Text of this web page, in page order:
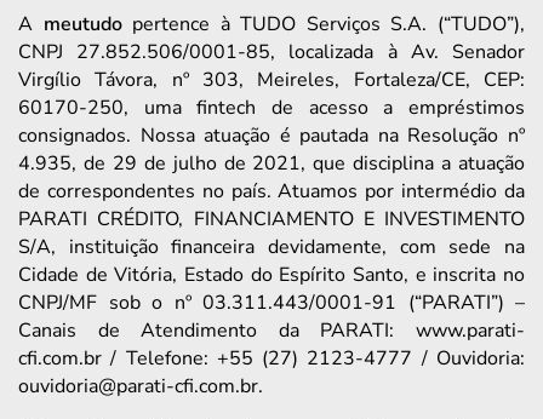
A meutudopertence à TUDO Serviços S.A. (“TUDO”),
CNPJ 27.852.506/0001-85, localizada à Av. Senador
Virgílio Távora, nº 303, Meireles, Fortaleza/CE, CEP:
60170-250, uma fintech de acesso a empréstimos
consignados. Nossa atuação é pautada na Resolução nº
4.935, de 29 de julho de 2021, que disciplina a atuação
de correspondentes no país. Atuamos por intermédio da
PARATI CRÉDITO, FINANCIAMENTO E INVESTIMENTO
S/A, instituição financeira devidamente, com sede na
Cidade de Vitória, Estado do Espírito Santo, e inscrita no
CNPJ/MF sob o nº 03.311.443/0001-91 (“PARATI”) –
Canais de Atendimento da PARATI: www.parati-
cfi.com.br / Telefone: +55 (27) 2123-4777 / Ouvidoria:
ouvidoria@parati-cfi.com.br.